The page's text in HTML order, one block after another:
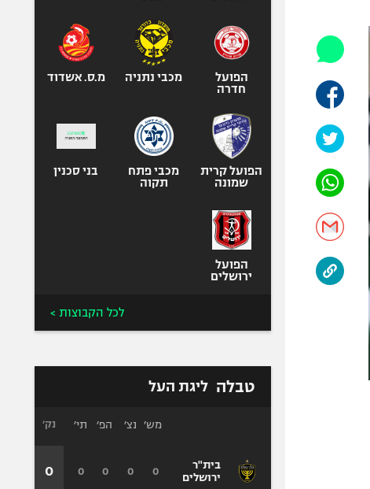
אופניים
ספורט מוטורי
כדורמים
בייסבול MLB
ספורט אתגרי
אומנויות לחימה
הפועל
חדרה
מכבי נתניה מ.ס. אשדוד
הפועל קרית
שמונה
מכבי פתח
תקוה
בני סכנין
הפועל
ירושלים
לכל הקבוצות >
טבלה ליגת העל
בית"ר
ירושלים
מש׳ נצ׳ הפ׳ תי׳
0
0
0
0
נק׳
0